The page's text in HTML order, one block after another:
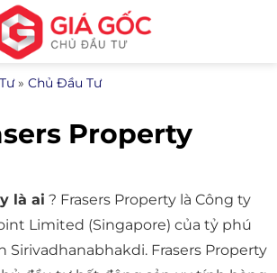
» Chủ Đầu Tư
Property
là ai ? Frasers Property là Công ty
Limited (Singapore) của tỷ phú
Sirivadhanabhakdi. Frasers Property